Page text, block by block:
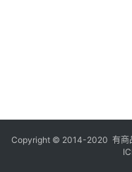
Copyright © 2014-2020 有商